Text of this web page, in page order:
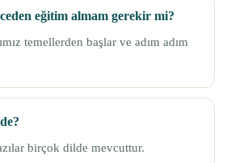
eğitim almam gerekir mi?
temellerden başlar ve adım adım
birçok dilde mevcuttur.